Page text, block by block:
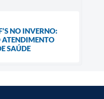
NO INVERNO:
SAÚDE